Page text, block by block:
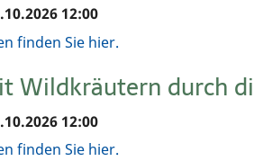
12:00
finden Sie hier.
Wildkräutern durch
12:00
finden Sie hier.